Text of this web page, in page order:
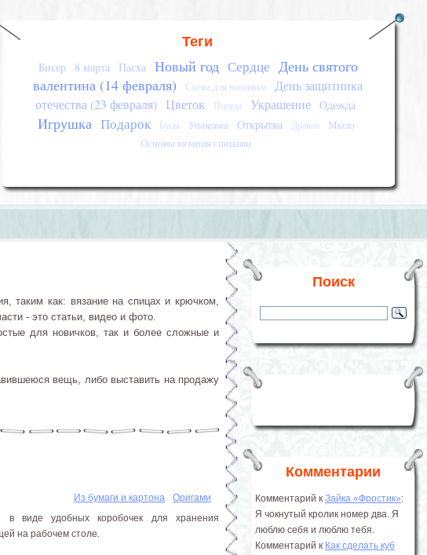
Теги
Бисер 8 марта Пасха Новый год Сердце День святого
валентина (14 февраля)
Схема для вышивки
День защитника
отечества (23 февраля)
Цветок Посуда Украшение Одежда
Игрушка Подарок Бусы Упаковка Открытка Дракон
Мыло
Основы вязания спицами
таким как: вязание на спицах и крючком,
- это статьи, видео и фото.
для новичков, так и более сложные и
вещь, либо выставить на продажу
Из бумаги и картона
Оригами
в виде удобных коробочек для хранения
на рабочем столе.
Поиск
Комментарии
Комментарий к Зайка «Фростик»:
Я чокнутый кролик номер два. Я
люблю себя и люблю тебя.
Комментарий к Как сделать куб